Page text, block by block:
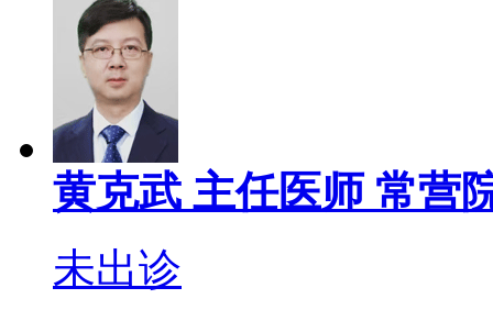
黄克武 主任医师 常营
未出诊